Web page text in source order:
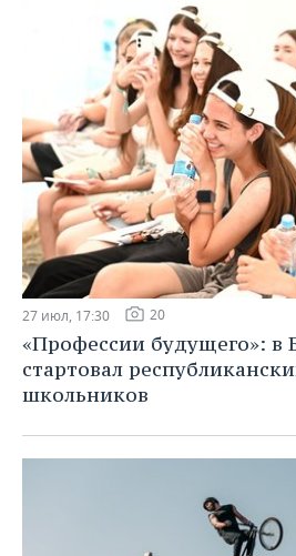
27 июл, 17:30 20
«Профессии будущего»: в
стартовал
школьников